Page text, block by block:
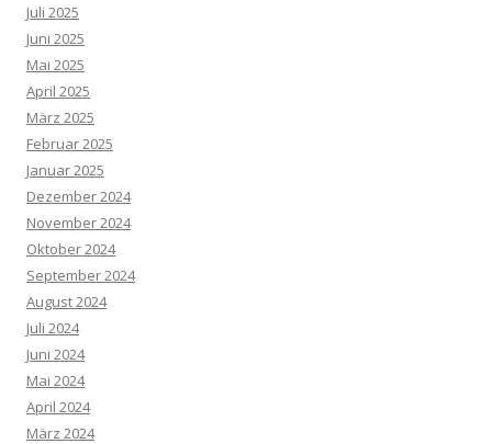
Juli 2025
Juni 2025
Mai 2025
April 2025
März 2025
Februar 2025
Januar 2025
Dezember 2024
November 2024
Oktober 2024
September 2024
August 2024
Juli 2024
Juni 2024
Mai 2024
April 2024
März 2024